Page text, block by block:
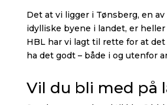
Det at vi ligger i Tønsberg, en
idylliske byene i landet, er
HBL har vi lagt til rette for at
ha det godt – både i og utenfor
Vil du bli med på